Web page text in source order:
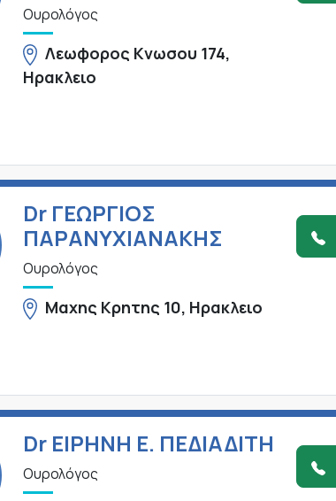
Ουρολόγος
Λεωφορος Κνωσου 174,
Ηρακλειο
Dr ΓΕΩΡΓΙΟΣ
ΠΑΡΑΝΥΧΙΑΝΑΚΗΣ
Ουρολόγος
Μαχης Κρητης 10, Ηρακλειο
Dr ΕΙΡΗΝΗ Ε. ΠΕΔΙΑΔΙΤΗ
Ουρολόγος